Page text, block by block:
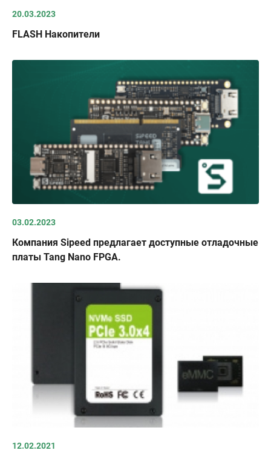
20.03.2023
FLASH Накопители
03.02.2023
Компания Sipeed предлагает доступные отладочные
платы Tang Nano FPGA.
12.02.2021